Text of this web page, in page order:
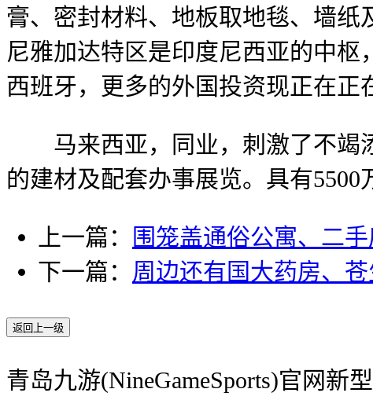
膏、密封材料、地板取地毯、墙纸
尼雅加达特区是印度尼西亚的中枢
西班牙，更多的外国投资现正在正
马来西亚，同业，刺激了不竭
的建材及配套办事展览。具有5500
上一篇：
围笼盖通俗公寓、二
下一篇： 周边还有国大药房、
返回上一级
青岛九游(NineGameSports)官网新